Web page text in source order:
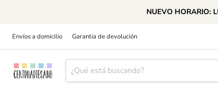
NUEVO HORARIO:
Envíos a domicilio Garantia de devolución